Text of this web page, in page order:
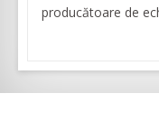
producătoare de